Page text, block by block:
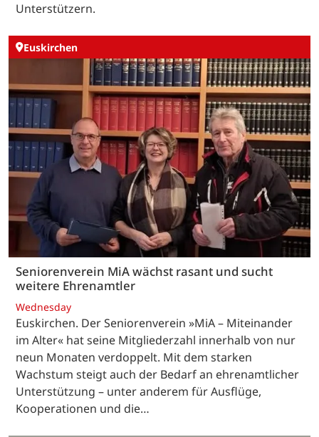
Unterstützern.
Euskirchen
Seniorenverein MiA wächst rasant und sucht
weitere Ehrenamtler
Wednesday
Euskirchen. Der Seniorenverein »MiA – Miteinander
im Alter« hat seine Mitgliederzahl innerhalb von nur
neun Monaten verdoppelt. Mit dem starken
Wachstum steigt auch der Bedarf an ehrenamtlicher
Unterstützung – unter anderem für Ausflüge,
Kooperationen und die…